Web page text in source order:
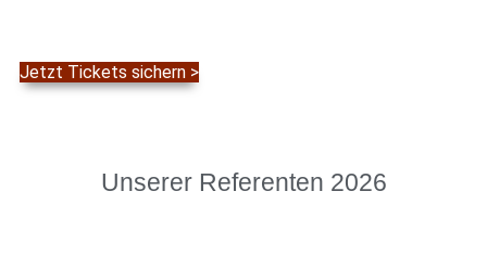
Jetzt Tickets sichern >
Unserer Referenten 2026